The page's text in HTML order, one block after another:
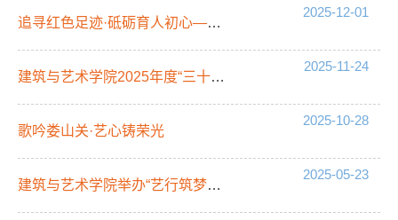
追寻红色足迹·砥砺育人初心——学院工会组织教职工开展纪念抗战胜利80周年主题教育活动
2025-12-01
建筑与艺术学院2025年度“三十佳”课堂教学竞赛成功举办
2025-11-24
歌吟娄山关·艺心铸荣光
2025-10-28
建筑与艺术学院举办“艺行筑梦，同登岳麓”师生登山活动
2025-05-23